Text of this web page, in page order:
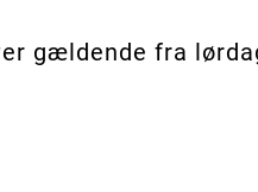
gældende fra